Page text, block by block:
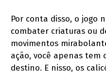
Por conta disso, o jogo
combater criaturas ou
movimentos
ação, você apenas tem
destino. E nisso, os